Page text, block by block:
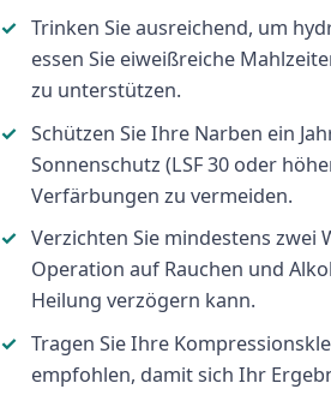
Trinken Sie ausreichend, um
essen Sie eiweißreiche
zu unterstützen.
Schützen Sie Ihre Narben ein
Sonnenschutz (LSF 30 oder
Verfärbungen zu vermeiden.
Verzichten Sie mindestens zwei
Operation auf Rauchen und
Heilung verzögern kann.
Tragen Sie Ihre
empfohlen, damit sich Ihr